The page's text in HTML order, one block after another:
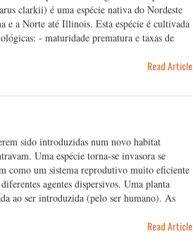
clarkii) é uma espécie nativa do Nordeste
e a Norte até Illinois. Esta espécie é cultivada
- maturidade prematura e taxas de
Read Article
sido introduzidas num novo habitat
Uma espécie torna-se invasora se
como um sistema reprodutivo muito eficiente
agentes dispersivos. Uma planta
ao ser introduzida (pelo ser humano). As
Read Article